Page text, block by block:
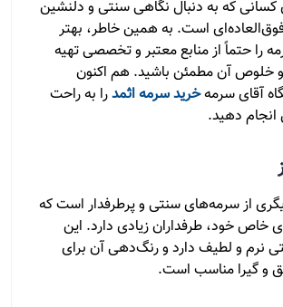
کسانی که به دنبال نگاهی سنتی و دلنشین
است. به همین خاطر، بهتر
را حتماً از منابع معتبر و تخصصی تهیه
و خلوص آن مطمئن باشید. هم اکنون
آقای سرمهخرید سرمه اثمدرا به راحت
دهید.
از سرمه‌های سنتی و پرطرفدار است که
خاص خود، طرفداران زیادی دارد. این
نرم و لطیف دارد و رنگ‌دهی آن برای
و گیرا مناسب است.